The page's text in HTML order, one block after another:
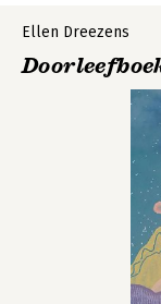
Ellen Dreezens